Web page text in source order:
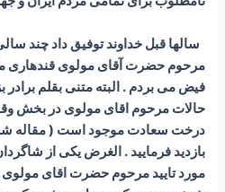
سالها قبل خداوند توفیق داد چند
مرحوم حضرت آقای مولوی قندهاری
فیض می بردم . البته متنی بقلم برادر
حالات مرحوم اقای مولوی در بخش
بازدید فرمایید . الغرض یکی از
مورد تایید مرحوم حضرت اقای مولوی